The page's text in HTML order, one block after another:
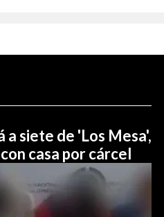
siete de 'Los Mesa',
casa por cárcel